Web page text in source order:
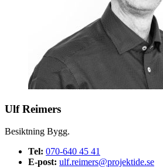
Ulf Reimers
Besiktning Bygg.
Tel: 070-640 45 41
E-post: ulf.reimers@projektide.se